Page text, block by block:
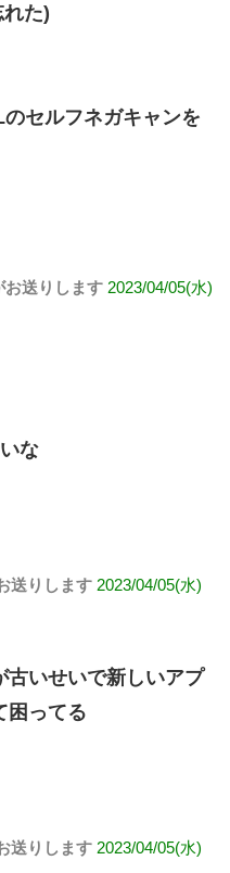
た)
セルフネガキャンを
お送りします 2023/04/05(水)
な
送りします 2023/04/05(水)
古いせいで新しいアプ
困ってる
送りします 2023/04/05(水)